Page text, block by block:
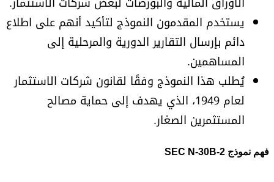
يستخدم المقدمون النموذج لتأكيد أنهم على اطلاع
دائم بإرسال التقارير الدورية والمرحلية إلى
المساهمين.
يُطلب هذا النموذج وفقًا لقانون شركات الاستثمار
لعام 1949، الذي يهدف إلى حماية مصالح
المستثمرين الصغار.
فهم نموذج SEC N-30B-2